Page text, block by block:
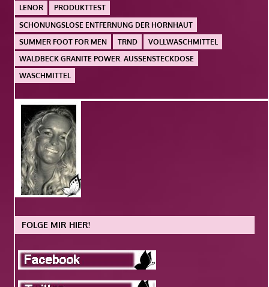
LENOR
PRODUKTTEST
SCHONUNGSLOSE ENTFERNUNG DER HORNHAUT
SUMMER FOOT FOR MEN
TRND
VOLLWASCHMITTEL
WALDBECK GRANITE POWER. AUSSENSTECKDOSE
WASCHMITTEL
FOLGE MIR HIER!